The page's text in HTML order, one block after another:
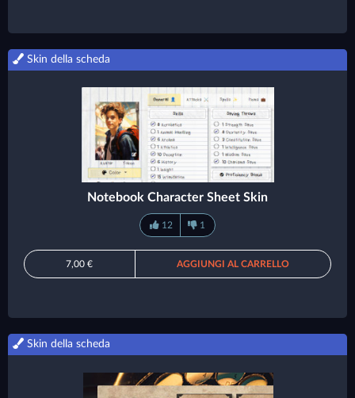
Skin della scheda
Notebook Character Sheet Skin
12 1
7,00 € AGGIUNGI AL CARRELLO
Skin della scheda